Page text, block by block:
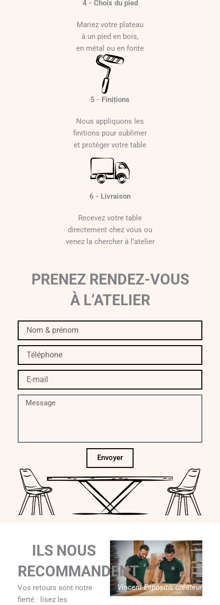
4 - Choix du pied
Mariez votre plateau
à un pied en bois,
en métal ou en fonte
5 - Finitions
Nous appliquons les
finitions pour sublimer
et protéger votre table
6 - Livraison
Recevez votre table
directement chez vous ou
venez la chercher à l’atelier
PRENEZ RENDEZ-VOUS
À L’ATELIER
prénom
mail
Message
Envoyer
Vincent Esposito, créateur
ILS NOUS
RECOMMANDENT
Vos retours sont notre
fierté : lisez les